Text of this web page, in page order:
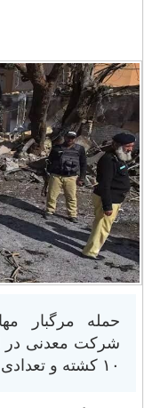
حمله مرگبار
شرکت معدنی در
۱۰ کشته و تعدادی دیگر زخمی برجای گذاشت.